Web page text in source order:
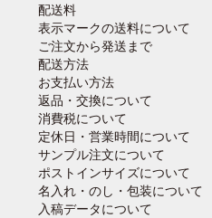
配送料
表示マークの送料について
ご注文から発送まで
配送方法
お支払い方法
返品・交換について
消費税について
定休日・営業時間について
サンプル注文について
ポストインサイズについて
名入れ・のし・包装について
入稿データについて